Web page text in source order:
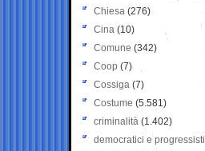
Chiesa (276)
Cina (10)
Comune (342)
Coop (7)
Cossiga (7)
Costume (5.581)
criminalità (1.402)
democratici e progressisti